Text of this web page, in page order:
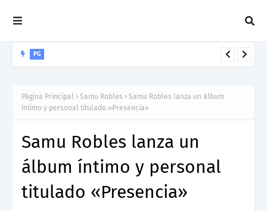
PG
Página Principal Samu Robles
Samu Robles lanza un álbum
íntimo y personal titulado «Presencia»
Samu Robles lanza un
álbum íntimo y personal
titulado «Presencia»